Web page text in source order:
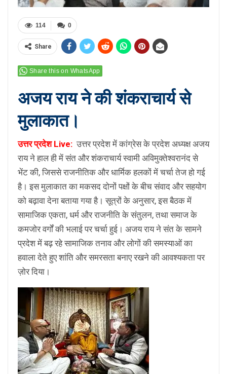
0
114
Share
Share this on WhatsApp
अजय राय ने की शंकराचार्य से
मुलाकात।
उत्तर प्रदेश Live:उत्तर प्रदेश में कांग्रेस के प्रदेश अध्यक्ष अजय
राय ने हाल ही में संत और शंकराचार्य स्वामी अविमुक्तेश्वरानंद से
भेंट की, जिससे राजनीतिक और धार्मिक हलकों में चर्चा तेज हो गई
है। इस मुलाकात का मकसद दोनों पक्षों के बीच संवाद और सहयोग
को बढ़ावा देना बताया गया है। सूत्रों के अनुसार, इस बैठक में
सामाजिक एकता, धर्म और राजनीति के संतुलन, तथा समाज के
कमजोर वर्गों की भलाई पर चर्चा हुई। अजय राय ने संत के सामने
प्रदेश में बढ़ रहे सामाजिक तनाव और लोगों की समस्याओं का
हवाला देते हुए शांति और समरसता बनाए रखने की आवश्यकता पर
ज़ोर दिया।